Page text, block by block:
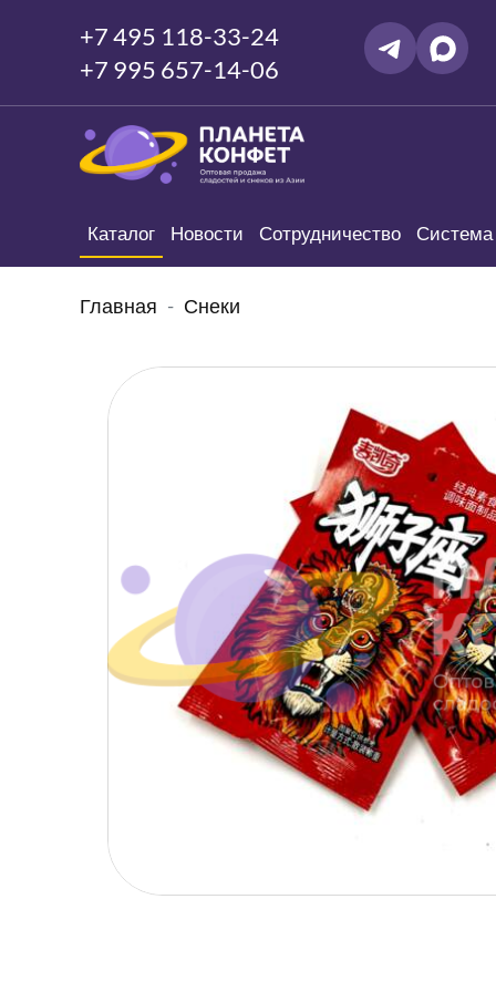
+7 495 118-33-24
+7 995 657-14-06
Каталог Новости Сотрудничество Система
Главная Снеки